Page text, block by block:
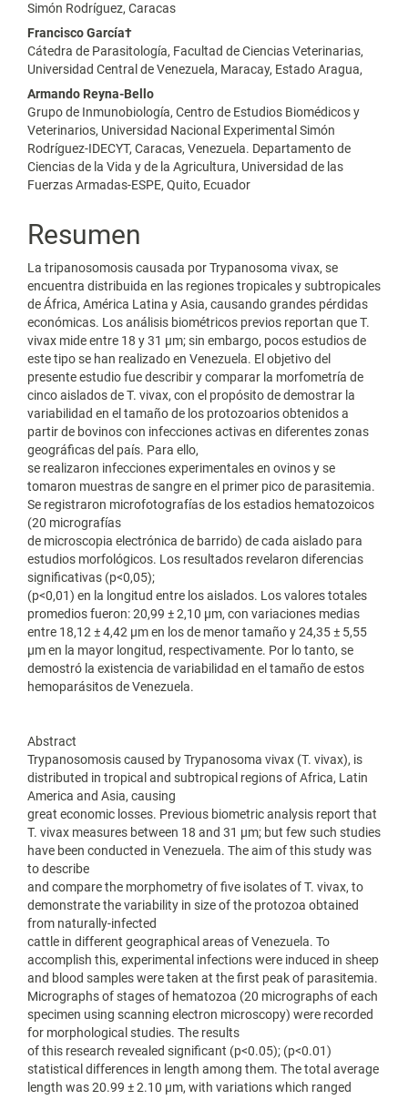
Simón Rodríguez, Caracas
Francisco García†
Cátedra de Parasitología, Facultad de Ciencias Veterinarias,
Universidad Central de Venezuela, Maracay, Estado Aragua,
Armando Reyna-Bello
Grupo de Inmunobiología, Centro de Estudios Biomédicos y
Veterinarios, Universidad Nacional Experimental Simón
Rodríguez-IDECYT, Caracas, Venezuela. Departamento de
Ciencias de la Vida y de la Agricultura, Universidad de las
Fuerzas Armadas-ESPE, Quito, Ecuador
Resumen
La tripanosomosis causada por Trypanosoma vivax, se
encuentra distribuida en las regiones tropicales y subtropicales
de África, América Latina y Asia, causando grandes pérdidas
económicas. Los análisis biométricos previos reportan que T.
vivax mide entre 18 y 31 μm; sin embargo, pocos estudios de
este tipo se han realizado en Venezuela. El objetivo del
presente estudio fue describir y comparar la morfometría de
cinco aislados de T. vivax, con el propósito de demostrar la
variabilidad en el tamaño de los protozoarios obtenidos a
partir de bovinos con infecciones activas en diferentes zonas
geográficas del país. Para ello,
se realizaron infecciones experimentales en ovinos y se
tomaron muestras de sangre en el primer pico de parasitemia.
Se registraron microfotografías de los estadios hematozoicos
(20 micrografías
de microscopia electrónica de barrido) de cada aislado para
estudios morfológicos. Los resultados revelaron diferencias
significativas (p<0,05);
(p<0,01) en la longitud entre los aislados. Los valores totales
promedios fueron: 20,99 ± 2,10 μm, con variaciones medias
entre 18,12 ± 4,42 μm en los de menor tamaño y 24,35 ± 5,55
μm en la mayor longitud, respectivamente. Por lo tanto, se
demostró la existencia de variabilidad en el tamaño de estos
hemoparásitos de Venezuela.
Abstract
Trypanosomosis caused by Trypanosoma vivax (T. vivax), is
distributed in tropical and subtropical regions of Africa, Latin
America and Asia, causing
great economic losses. Previous biometric analysis report that
T. vivax measures between 18 and 31 μm; but few such studies
have been conducted in Venezuela. The aim of this study was
to describe
and compare the morphometry of five isolates of T. vivax, to
demonstrate the variability in size of the protozoa obtained
from naturally-infected
cattle in different geographical areas of Venezuela. To
accomplish this, experimental infections were induced in sheep
and blood samples were taken at the first peak of parasitemia.
Micrographs of stages of hematozoa (20 micrographs of each
specimen using scanning electron microscopy) were recorded
for morphological studies. The results
of this research revealed significant (p<0.05); (p<0.01)
statistical differences in length among them. The total average
length was 20.99 ± 2.10 μm, with variations which ranged